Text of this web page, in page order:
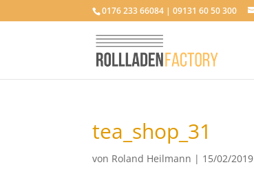
0176 233 66084 | 09131 60 50 300
tea_shop_31
von Roland Heilmann | 15/02/2019